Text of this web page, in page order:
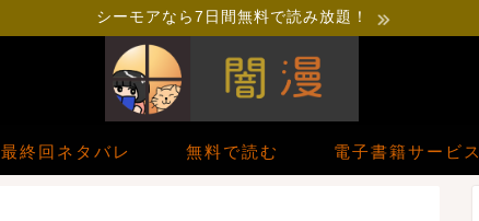
シーモアなら7日間無料で読み放題！
最終回ネタバレ 無料で読む 電子書籍サービス